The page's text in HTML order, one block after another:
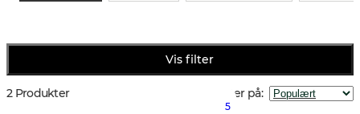
Vis filter
2 Produkter Sorter på:
5